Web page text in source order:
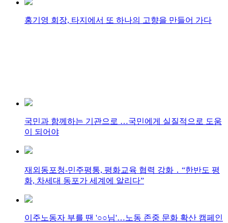
홍기영 회장, 타지에서 또 하나의 고향을 만들어 가다
국민과 함께하는 기관으로 …국민에게 실질적으로 도움
이 되어야
재외동포청-민주평통, 평화교육 협력 강화 ․ “한반도 평
화, 차세대 동포가 세계에 알리다”
이주노동자 부를 땐 '○○님'…노동 존중 문화 확산 캠페인